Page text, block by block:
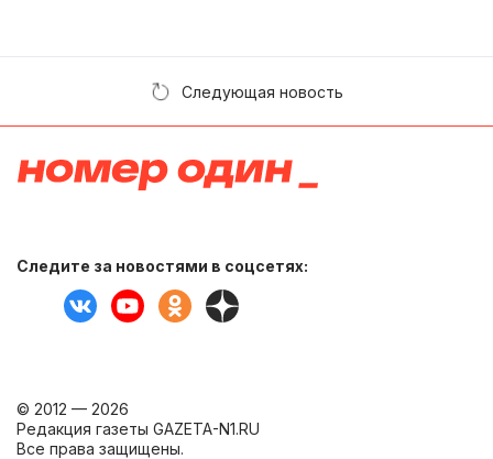
Следующая новость
Следите за новостями в соцсетях:
© 2012 — 2026
Редакция газеты GAZETA-N1.RU
Все права защищены.